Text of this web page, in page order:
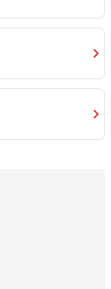
chevron_right
chevron_right